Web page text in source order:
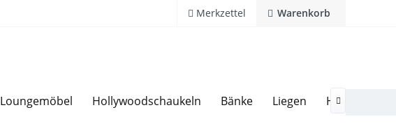
Warenkorb
Merkzettel
Loungemöbel Hollywoodschaukeln Bänke Liegen Hocker

Über 20 Jahre Erfahrung Hotline 02594 94 11 0